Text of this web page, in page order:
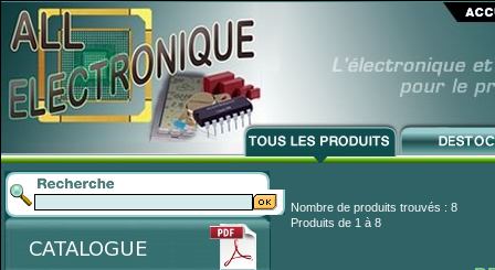
Nombre de produits trouvés : 8
Produits de 1 à 8